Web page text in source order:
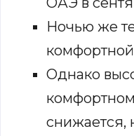
Ночью же
Однако
снижается,